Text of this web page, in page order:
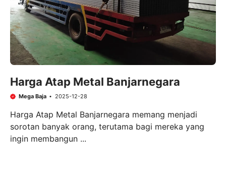
Harga Atap Metal Banjarnegara
Mega Baja 2025-12-28
Harga Atap Metal Banjarnegara memang menjadi
sorotan banyak orang, terutama bagi mereka yang
ingin membangun ...